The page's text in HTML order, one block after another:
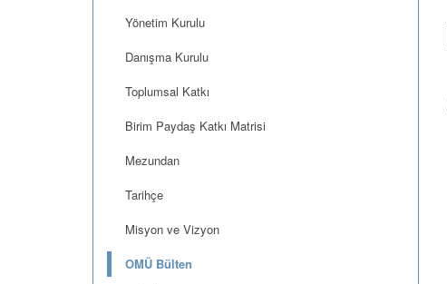
Yönetim Kurulu
Danışma Kurulu
Toplumsal Katkı
Birim Paydaş Katkı Matrisi
Mezundan
Tarihçe
Misyon ve Vizyon
OMÜ Bülten